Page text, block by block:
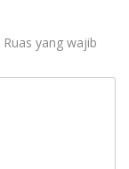
Ruas yang wajib